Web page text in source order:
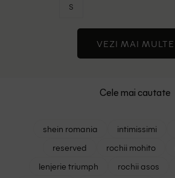
S
VEZI MAI MULTE
Cele mai cautate
shein romania intimissimi
reserved
rochii mohito
lenjerie triumph
rochii asos